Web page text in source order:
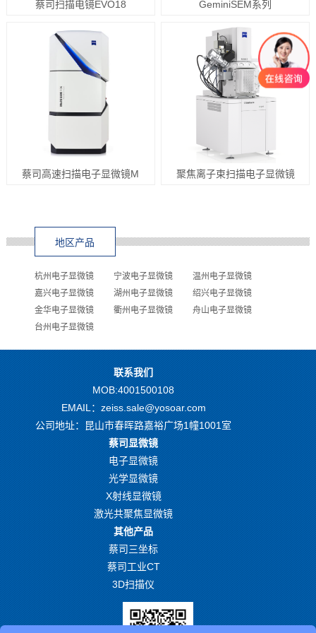
蔡司扫描电镜EVO18 GeminiSEM系列
蔡司高速扫描电子显微镜M 聚焦离子束扫描电子显微镜
地区产品
杭州电子显微镜 宁波电子显微镜
温州电子显微镜
嘉兴电子显微镜
湖州电子显微镜
绍兴电子显微镜
金华电子显微镜
衢州电子显微镜
舟山电子显微镜
台州电子显微镜
联系我们
MOB:4001500108
EMAIL：zeiss.sale@yosoar.com
公司地址：昆山市春晖路嘉裕广场1幢1001室
蔡司显微镜
电子显微镜
光学显微镜
X射线显微镜
激光共聚焦显微镜
其他产品
蔡司三坐标
蔡司工业CT
3D扫描仪